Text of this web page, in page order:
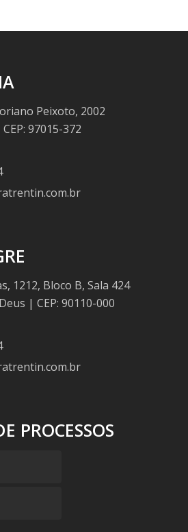
Peixoto, 2002
97015-372
1212, Bloco B, Sala 424
| CEP: 90110-000
PROCESSOS